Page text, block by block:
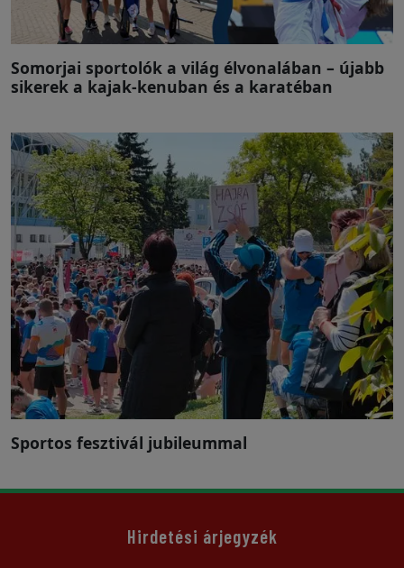
Somorjai sportolók a világ élvonalában – újabb
sikerek a kajak-kenuban és a karatéban
Sportos fesztivál jubileummal
Hirdetési árjegyzék